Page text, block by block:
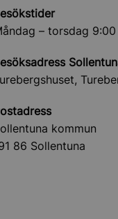
– torsdag
kommun
86 Sollentuna